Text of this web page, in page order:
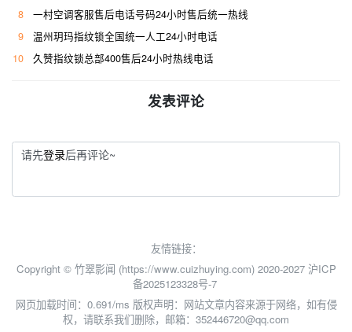
8
一村空调客服售后电话号码24小时售后统一热线
9
温州玥玛指纹锁全国统一人工24小时电话
10
久赞指纹锁总部400售后24小时热线电话
发表评论
请先登录后再评论~
友情链接：
Copyright © 竹翠影闻 (https://www.cuizhuying.com) 2020-2027 沪ICP
备2025123328号-7
网页加载时间：0.691/ms 版权声明：网站文章内容来源于网络，如有侵
权，请联系我们删除，邮箱：352446720@qq.com